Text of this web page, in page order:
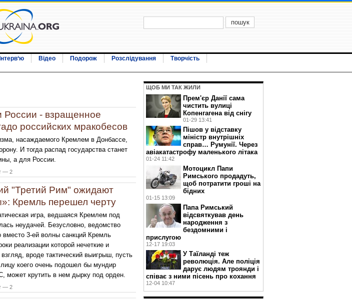
Інтерв‘ю Відео Подорож Розслідування
Творчість
России - взращенное
российских мракобесов
насаждаемого Кремлем в Донбассе,
И тогда распад государства станет
а для России.
— 2
"Третий Рим" ожидают
Кремль перешел черту
игра, ведшаяся Кремлем под
неудачей. Безусловно, ведомство
вместо 3-ей волны санкций Кремль
реализации которой нечеткие и
вроде тактический выигрыш, пусть
коего очень подошел бы мундир
может крутить в нем дырку под орден.
— 2
ЩОБ МИ ТАК ЖИЛИ
Прем'єр Данії сама
чистить вулиці
Копенгагена від снігу
01-29 13:41
Пішов у відставку
міністр внутрішніх
справ… Румунії. Через
авіакатастрофу маленького літака
01-24 11:42
Мотоцикл Папи
Римського продадуть,
щоб потратити гроші на
бідних
01-15 13:09
Папа Римський
відсвяткував день
народження з
бездомними і
прислугою
12-17 19:03
У Таїланді теж
революція. Але поліція
дарує людям троянди і
співає з ними пісень про кохання
12-04 10:47